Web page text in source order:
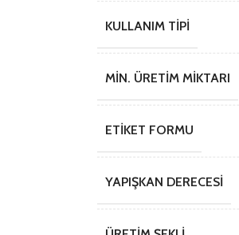
KULLANIM TIPI
MIN. ÜRETIM MIKTARI
ETIKET FORMU
YAPIŞKAN DERECESI